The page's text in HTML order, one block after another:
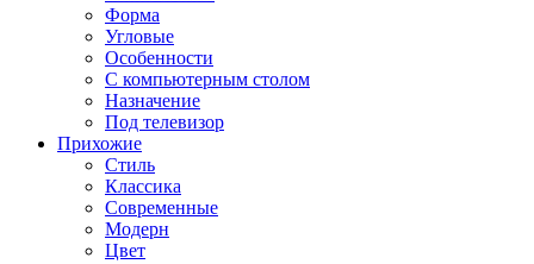
Форма
Угловые
Особенности
С компьютерным столом
Назначение
Под телевизор
Прихожие
Стиль
Классика
Современные
Модерн
Цвет